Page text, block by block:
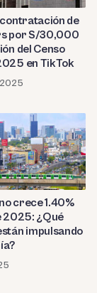
contratación de
por S/30,000
del Censo
en TikTok
crece 1.40%
2025: ¿Qué
impulsando